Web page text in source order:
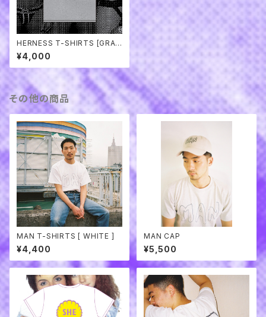
HERNESS T-SHIRTS [GRA
Y]
¥4,000
その他の商品
MAN T-SHIRTS [ WHITE ]
¥4,400
MAN CAP
¥5,500